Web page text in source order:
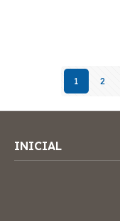
1 2
INICIAL